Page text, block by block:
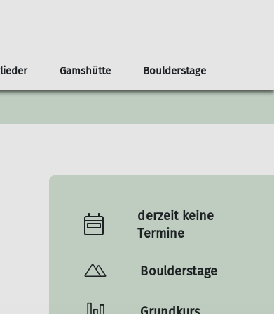
ab der Haustür
Alpenregion Tegernsee Schliersee
Erwachsene
Gipfelstürmer
Bouldertreff
Klima- und Naturschutz
Infos
Unsere Partner*innen
Gamshütte Boulderstage
Team Boulderstage
derzeit keine
Termine
Boulderstage